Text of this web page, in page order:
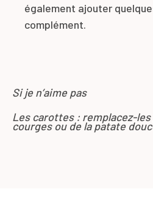
également ajouter
complément.
Si je n’aime pas
Les carottes : remplacez-
courges ou de la patate